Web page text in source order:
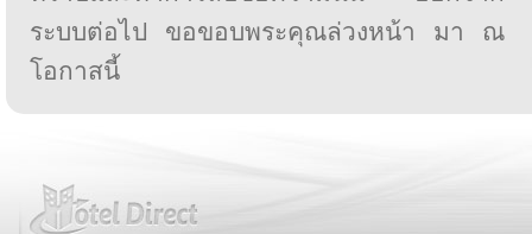
ระบบต่อไป ขอขอบพระคุณล่วงหน้า มา ณ
โอกาสนี้